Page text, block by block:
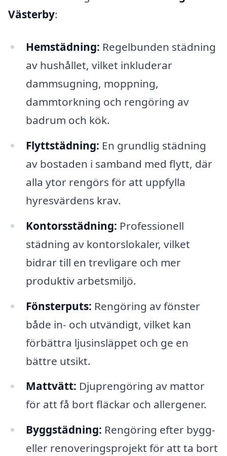
Västerby:
Hemstädning: Regelbunden städning
av hushållet, vilket inkluderar
dammsugning, moppning,
dammtorkning och rengöring av
badrum och kök.
Flyttstädning: En grundlig städning
av bostaden i samband med flytt, där
alla ytor rengörs för att uppfylla
hyresvärdens krav.
Kontorsstädning: Professionell
städning av kontorslokaler, vilket
bidrar till en trevligare och mer
produktiv arbetsmiljö.
Fönsterputs: Rengöring av fönster
både in- och utvändigt, vilket kan
förbättra ljusinsläppet och ge en
bättre utsikt.
Mattvätt: Djuprengöring av mattor
för att få bort fläckar och allergener.
Byggstädning: Rengöring efter bygg-
eller renoveringsprojekt för att ta bort